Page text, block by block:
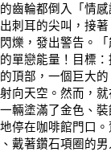
齒輪都倒入「情
刺耳的尖叫，接著
爍，發出警告。「
單戀能量！目標
頂部，一個巨大
向天空。然而，就
輛塗滿了金色、
停在咖啡館門口
戴著鑽石項圈的